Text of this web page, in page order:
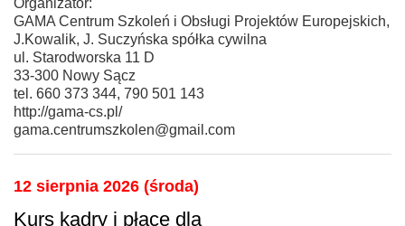
Organizator:
GAMA Centrum Szkoleń i Obsługi Projektów Europejskich,
J.Kowalik, J. Suczyńska spółka cywilna
ul. Starodworska 11 D
33-300 Nowy Sącz
tel. 660 373 344, 790 501 143
http://gama-cs.pl/
gama.centrumszkolen@gmail.com
12 sierpnia 2026 (środa)
Kurs kadry i płace dla